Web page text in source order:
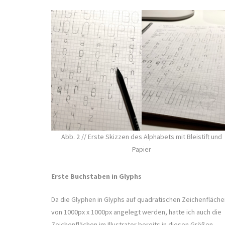
Abb. 2 // Erste Skizzen des Alphabets mit Bleistift und
Papier
Erste Buchstaben in Glyphs
Da die Glyphen in Glyphs auf quadratischen
von 1000px x 1000px angelegt werden, hatte ich auch die